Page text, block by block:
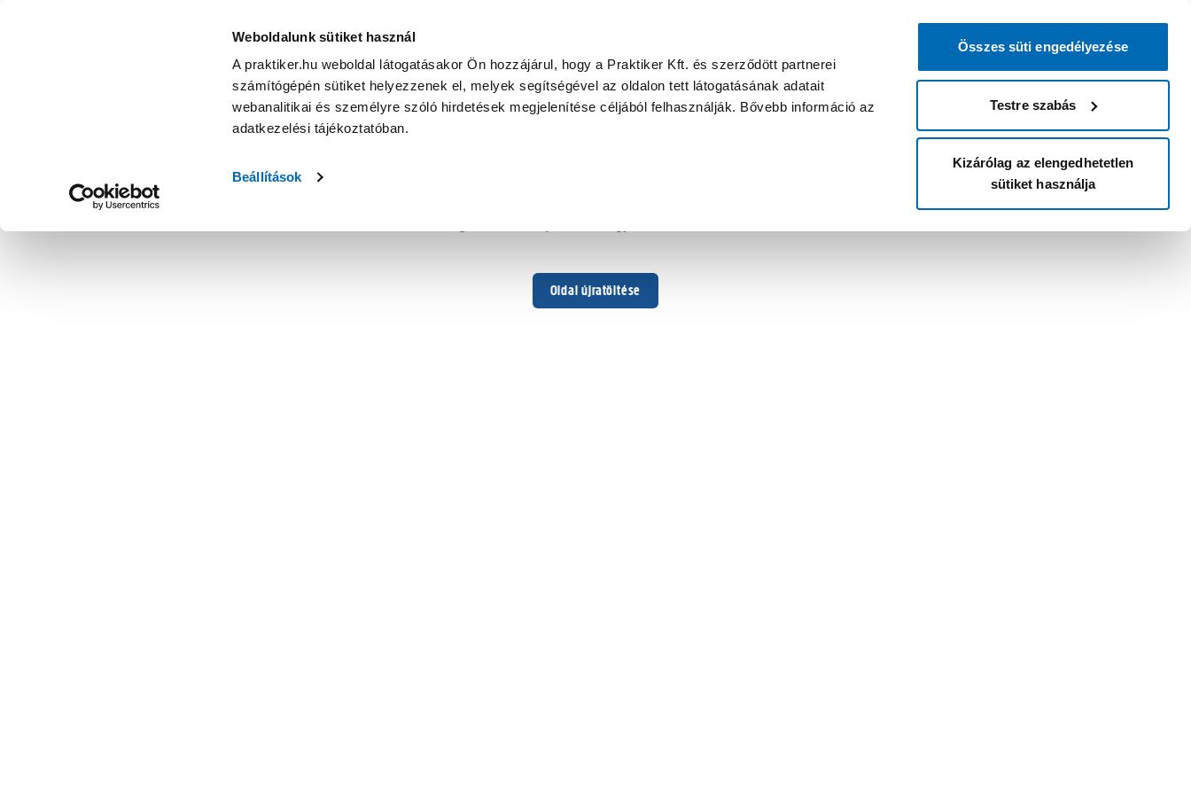
Weboldalunk sütiket használ
A praktiker.hu weboldal látogatásakor Ön hozzájárul, hogy a Praktiker Kft. és szerződött partnerei
számítógépén sütiket helyezzenek el, melyek segítségével az oldalon tett látogatásának adatait
webanalitikai és személyre szóló hirdetések megjelenítése céljából felhasználják. Bővebb információ az
adatkezelési tájékoztatóban.
Beállítások
Összes süti engedélyezése
Testre szabás
Kizárólag az elengedhetetlen
sütiket használja
Oldal újratöltése